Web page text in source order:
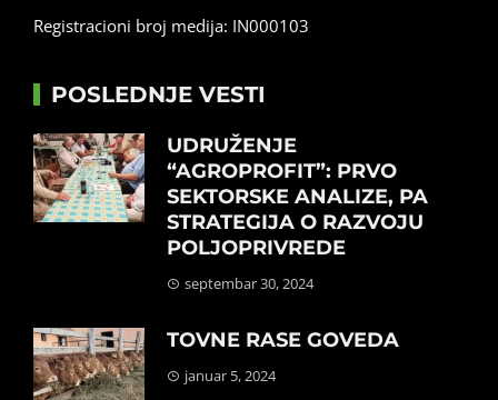
Registracioni broj medija: IN000103
POSLEDNJE VESTI
UDRUŽENJE
“AGROPROFIT”: PRVO
SEKTORSKE ANALIZE, PA
STRATEGIJA O RAZVOJU
POLJOPRIVREDE
septembar 30, 2024
TOVNE RASE GOVEDA
januar 5, 2024